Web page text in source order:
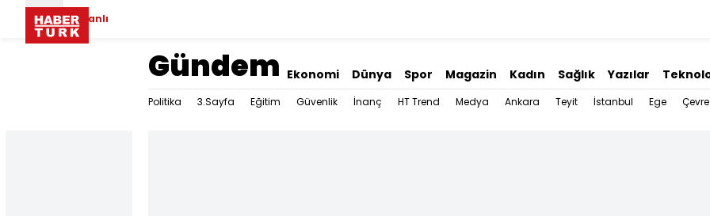
Canlı
Gündem Ekonomi Dünya Spor Magazin Kadın Sağlık Yazılar
Politika 3.Sayfa Eğitim Güvenlik İnanç HT Trend Medya Ankara Teyit İstanbul Ege Çevre